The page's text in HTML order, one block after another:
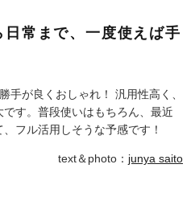
常まで、一度使えば手
手が良くおしゃれ！ 汎用性高く、
す。普段使いはもちろん、最近
フル活用しそうな予感です！
text＆photo： junya saito